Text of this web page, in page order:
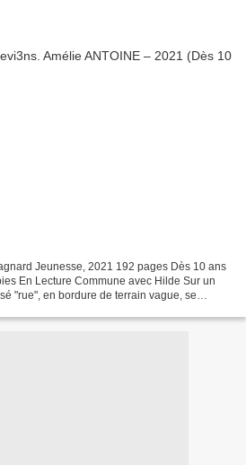
Jeunesse, 2021 192 pages Dès 10 ans
En Lecture Commune avec Hilde Sur un
"rue", en bordure de terrain vague, se